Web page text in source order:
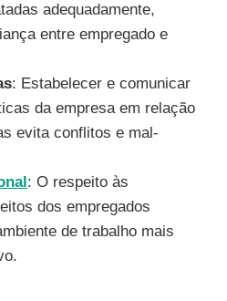
adequadamente,
entre empregado e
: Estabelecer e comunicar
da empresa em relação
evita conflitos e mal-
: O respeito às
dos empregados
de trabalho mais